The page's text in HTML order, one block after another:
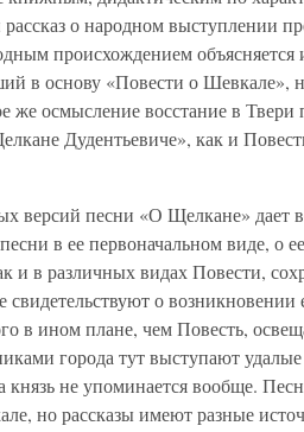
о народном выступлении
происхождением объясняется
в основу «Повести о Шевкале»,
же осмысление восстание в
Дудентьевиче», как и
версий песни «О Щелкане» дает
в ее первоначальном виде, о
и в различных видах Повести,
о
в ином плане, чем Повесть,
города тут выступают
не упоминается вообще.
но рассказы имеют разные